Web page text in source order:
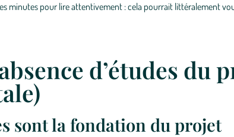
minutes pour lire attentivement : cela pourrait littéralement
d’études du
sont la fondation du projet